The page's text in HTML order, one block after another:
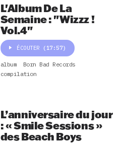
L'Album De La
Semaine : "Wizzz !
Vol.4"
ÉCOUTER (17:57)
album
Born Bad Records
compilation
L’anniversaire du jour
: « Smile Sessions »
des Beach Boys